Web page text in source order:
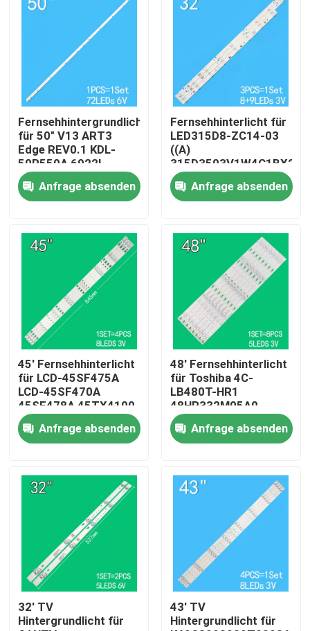
Videos
Über uns
Fabrik-Ausflug
Treten Sie mit uns in Verbindung
Nachrichten
Fordern Sie ein Zitat
LED-TV-Hintergrundbeleuchtung
Fernsehhintergrundlicht
für 50" V13 ART3
Edge REV0.1 KDL-
50R550A 6922L-
0083A 6916L1291A
Anfrage absenden
Fernsehhinterlicht für
LED315D8-ZC14-03
((A)
315D3503V1W4C1BX2-
55917M
30331509207
Anfrage absenden
45' Fernsehhinterlicht
für LCD-45SF475A
LCD-45SF470A
45SF478A 45TX4100
3P45UM003 A0
3P45UM001 A9
ECHOM-0345UM002
Anfrage absenden
48' Fernsehhinterlicht
für Toshiba 4C-
LB480T-HR1
48HR332M05A0
48D15005 48L25EBC
48L26CMC 48L2600C
48L2500C
Anfrage absenden
32' TV
Hintergrundlicht für
43' TV
Hintergrundlicht für